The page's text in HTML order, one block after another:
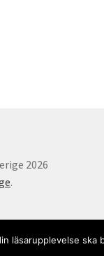
2026
.
läsarupplevelse